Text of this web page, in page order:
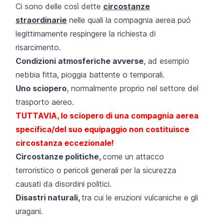
Ci sono delle così dette circostanze
straordinarie nelle quali la compagnia aerea puó
legittimamente respingere la richiesta di
risarcimento.
Condizioni atmosferiche avverse, ad esempio
nebbia fitta, pioggia battente o temporali.
Uno sciopero, normalmente proprio nel settore del
trasporto aereo.
TUTTAVIA, lo sciopero di una compagnia aerea
specifica/del suo equipaggio non costituisce
circostanza eccezionale!
Circostanze politiche, come un attacco
terroristico o pericoli generali per la sicurezza
causati da disordini politici.
Disastri naturali, tra cui le eruzioni vulcaniche e gli
uragani.